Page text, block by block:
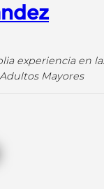
experiencia en
Mayores